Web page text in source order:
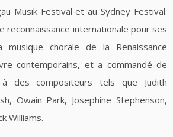
Musik Festival et au Sydney Festival.
reconnaissance internationale pour ses
chorale de la Renaissance
contemporains, et a commandé de
à des compositeurs tels que Judith
Owain Park, Josephine Stephenson,
Williams.